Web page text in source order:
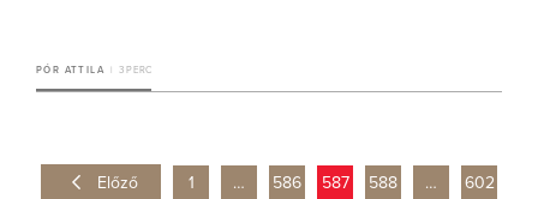
PÓR ATTILA 3 PERC
Előző 1 … 586 587 588 … 602